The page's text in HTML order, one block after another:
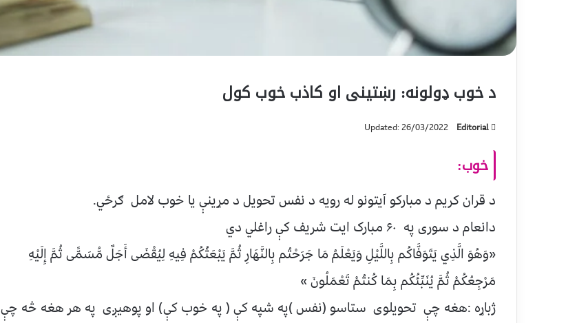
د خوب ډولونه: رښتینی او کاذب خوب کول
Editorial
Updated: 26/03/2022
خوب:
د قران کریم د مبارکو آیتونو له رویه د نفس تحویل د مړینې یا خوب لامل ګرځي.
دانعام د سوری په ۶۰ مبارک ایت شریف کې راغلي دي
«وَهُوَ الَّذِي يَتَوَفَّاكُم بِاللَّيْلِ وَيَعْلَمُ مَا جَرَحْتُم بِالنَّهَارِ ثُمَّ يَبْعَثُكُمْ فِيهِ لِيُقْضَى أَجَلٌ مُّسَمًّى ثُمَّ إِلَيْهِ
مَرْجِعُكُمْ ثُمَّ يُنَبِّئُكُم بِمَا كُنتُمْ تَعْمَلُونَ »
ژباړه :هغه چې تحویلوی ستاسو (نفس )په شپه کې ( په خوب کې) او پوهیږی په هر هغه څه چې